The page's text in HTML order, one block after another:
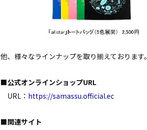
他、様々なラインナップを取り揃えております。
■公式オンラインショップURL
URL： https://samassu.official.ec
■関連サイト